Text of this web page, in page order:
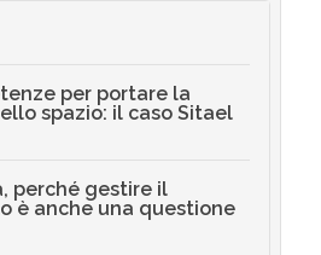
per portare la
spazio: il caso Sitael
perché gestire il
è anche una questione